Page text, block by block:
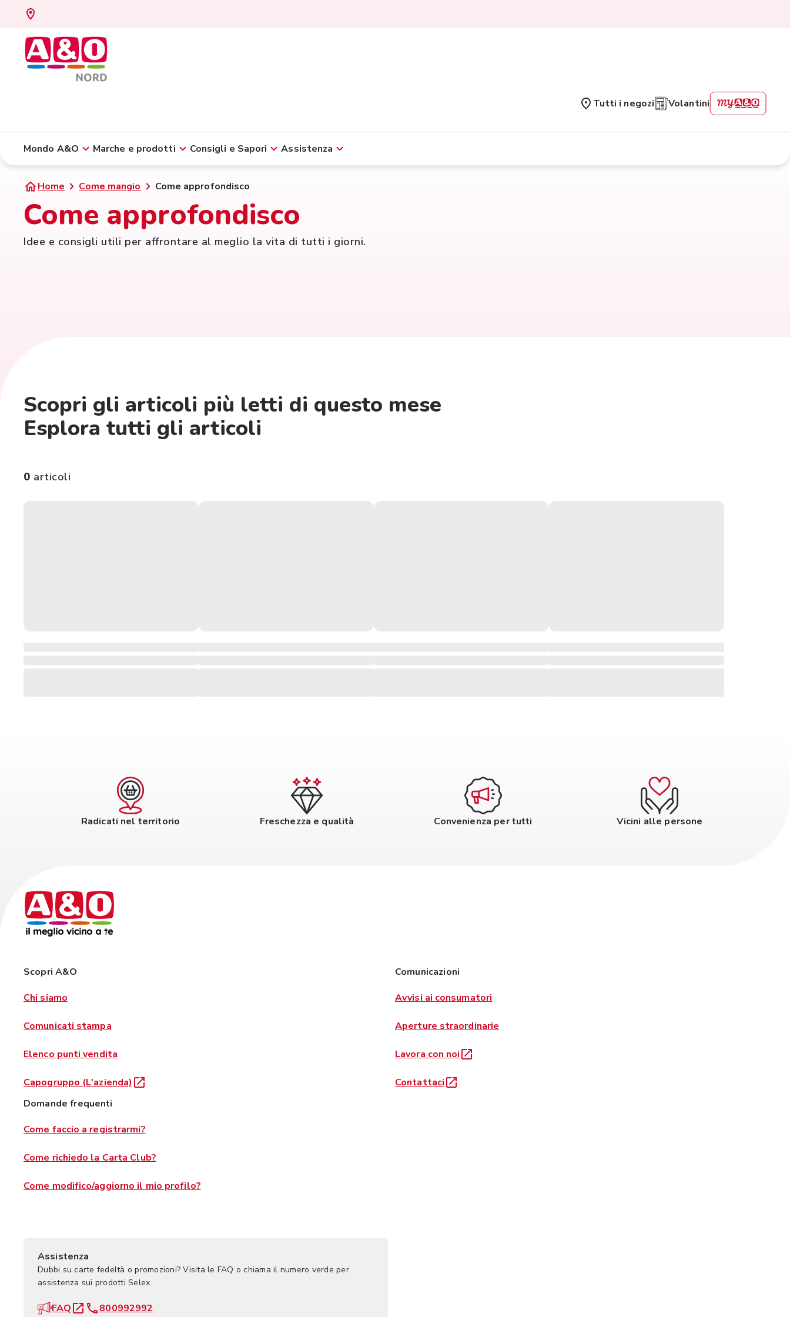
Tutti i negozi Volantini
Mondo A&O Marche e prodotti Consigli e Sapori Assistenza
Home Come mangio Come approfondisco
Come approfondisco
Idee e consigli utili per affrontare al meglio la vita di tutti i giorni.
Scopri gli articoli più letti di questo mese
Esplora tutti gli articoli
0 articoli
Radicati nel territorio Freschezza e qualità Convenienza per tutti Vicini alle persone
Scopri A&O
Chi siamo
Comunicati stampa
Elenco punti vendita
Capogruppo (L'azienda)
Comunicazioni
Avvisi ai consumatori
Aperture straordinarie
Lavora con noi
Contattaci
Domande frequenti
Come faccio a registrarmi?
Come richiedo la Carta Club?
Come modifico/aggiorno il mio profilo?
Assistenza
Dubbi su carte fedeltà o promozioni? Visita le FAQ o chiama il numero verde per
assistenza sui prodotti Selex.
FAQ 800992992